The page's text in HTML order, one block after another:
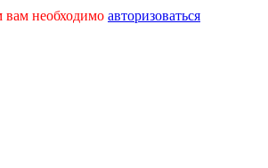
вам необходимо авторизоваться